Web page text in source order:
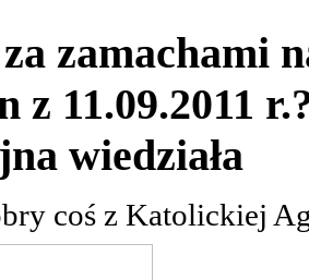
zamachami
z 11.09.2011
wiedziała
coś z Katolickiej